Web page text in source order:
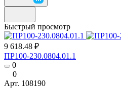
Быстрый просмотр
9 618.48 ₽
ПР100-230.0804.01.1
0
0
Арт. 108190